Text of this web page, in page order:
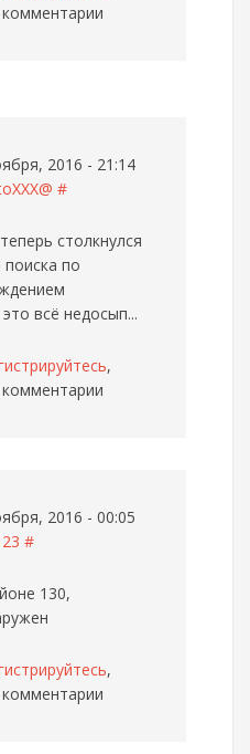
2016 - 21:14
#
столкнулся
по
всё недосып...
,
2016 - 00:05
#
130,
,